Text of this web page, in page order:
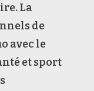
La
de
avec le
et sport